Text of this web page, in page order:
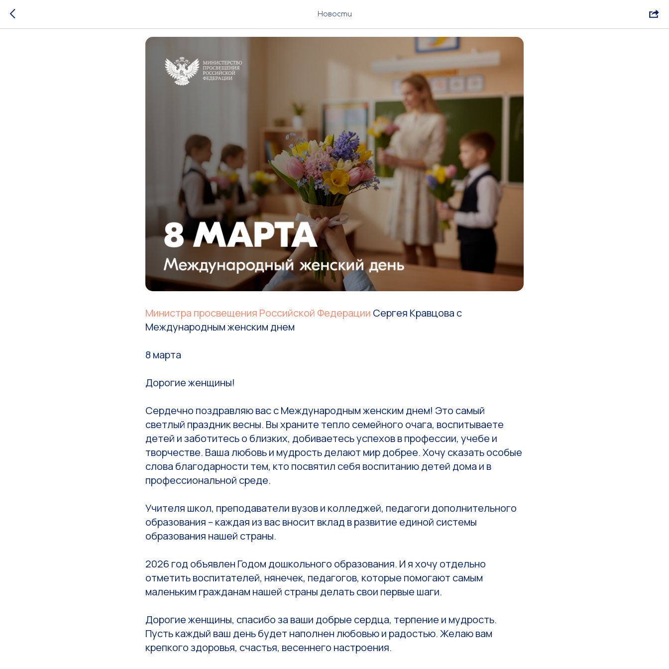
Новости
Министра просвещения Российской Федерации Сергея Кравцова с
Международным женским днем
8 марта
Дорогие женщины!
Сердечно поздравляю вас с Международным женским днем! Это самый
светлый праздник весны. Вы храните тепло семейного очага, воспитываете
детей и заботитесь о близких, добиваетесь успехов в профессии, учебе и
творчестве. Ваша любовь и мудрость делают мир добрее. Хочу сказать особые
слова благодарности тем, кто посвятил себя воспитанию детей дома и в
профессиональной среде.
Учителя школ, преподаватели вузов и колледжей, педагоги дополнительного
образования – каждая из вас вносит вклад в развитие единой системы
образования нашей страны.
2026 год объявлен Годом дошкольного образования. И я хочу отдельно
отметить воспитателей, нянечек, педагогов, которые помогают самым
маленьким гражданам нашей страны делать свои первые шаги.
Дорогие женщины, спасибо за ваши добрые сердца, терпение и мудрость.
Пусть каждый ваш день будет наполнен любовью и радостью. Желаю вам
крепкого здоровья, счастья, весеннего настроения.